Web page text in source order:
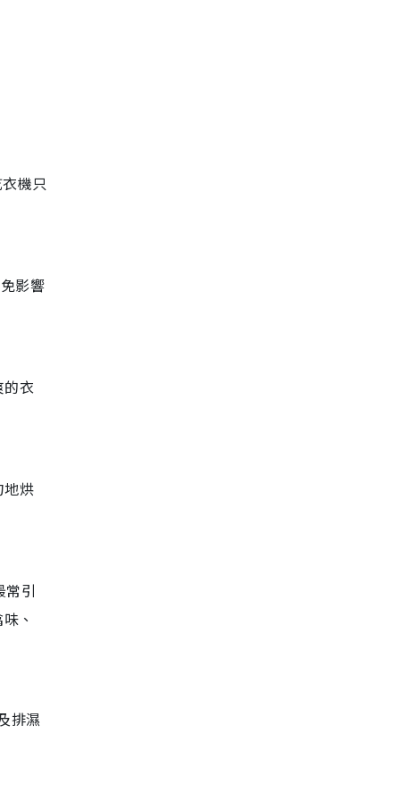
機只
影響
的衣
地烘
常引
、
排濕